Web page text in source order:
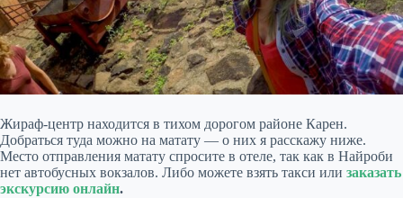
Жираф-центр находится в тихом дорогом районе Карен.
Добраться туда можно на матату — о них я расскажу ниже.
Место отправления матату спросите в отеле, так как в Найроби
нет автобусных вокзалов. Либо можете взять такси или заказать
экскурсию онлайн.